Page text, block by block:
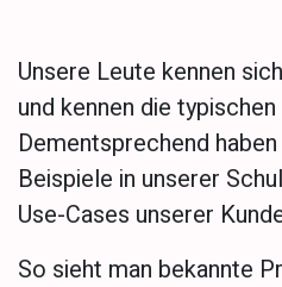
Unsere Leute kennen
und kennen die
Dementsprechend
Beispiele in unserer
Use-Cases unserer
So sieht man bekannte